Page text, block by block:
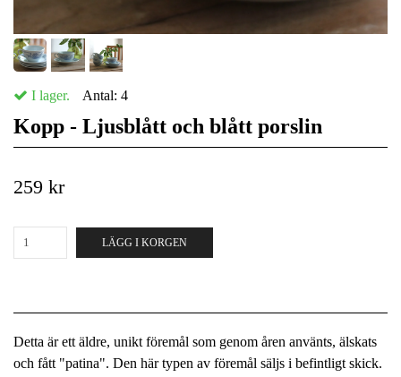
I lager. Antal: 4
Kopp - Ljusblått och blått porslin
259 kr
LÄGG I KORGEN
Detta är ett äldre, unikt föremål som genom åren använts, älskats
och fått "patina". Den här typen av föremål säljs i befintligt skick.